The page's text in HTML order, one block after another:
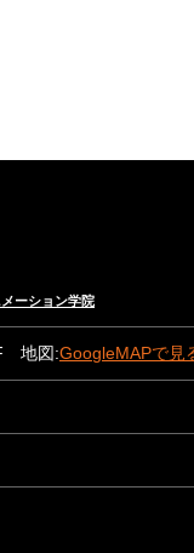
ーション学院
地図:GoogleMAPで見